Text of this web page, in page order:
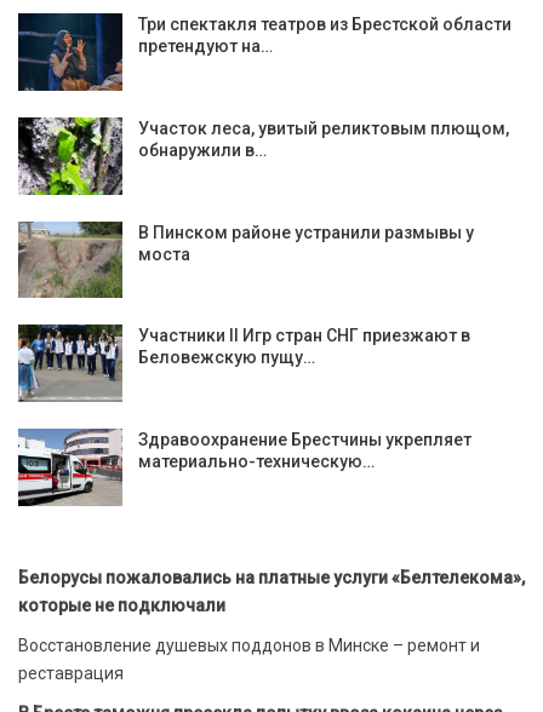
Три спектакля театров из Брестской области
претендуют на…
Участок леса, увитый реликтовым плющом,
обнаружили в…
В Пинском районе устранили размывы у
моста
Участники II Игр стран СНГ приезжают в
Беловежскую пущу…
Здравоохранение Брестчины укрепляет
материально-техническую…
Белорусы пожаловались на платные услуги «Белтелекома»,
которые не подключали
Восстановление душевых поддонов в Минске – ремонт и
реставрация